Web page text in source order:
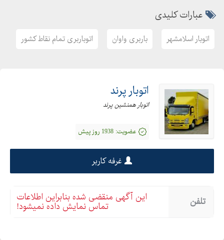
عبارات کلیدی
اتوبار اسلامشهر باربری واوان اتوباربری تمام نقاط کشور
اتوبار پرند
اتوبار همنشین پرند
عضویت: 1938 روز پیش
غرفه کاربر
تلفن این آگهی منقضی شده بنابراین اطلاعات
تماس نمایش داده نمیشود!